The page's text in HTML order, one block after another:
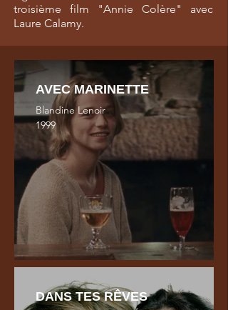
troisième film "Annie Colère" avec
Laure Calamy.
AVEC MARINETTE
Blandine Lenoir
1999
DANS TES RÊVES